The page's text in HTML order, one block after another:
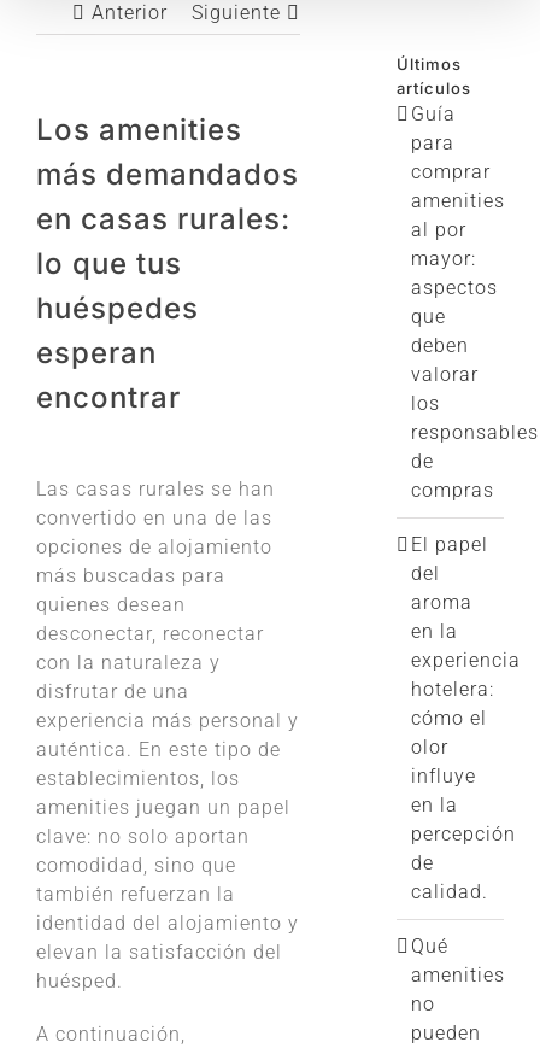
Anterior Siguiente
Los amenities
más demandados
en casas rurales:
lo que tus
huéspedes
esperan
encontrar
imagen
más
grande
Las casas rurales se han
convertido en una de las
opciones de alojamiento
más buscadas para
quienes desean
desconectar, reconectar
con la naturaleza y
disfrutar de una
experiencia más personal y
auténtica. En este tipo de
establecimientos, los
amenities juegan un papel
clave: no solo aportan
comodidad, sino que
también refuerzan la
identidad del alojamiento y
elevan la satisfacción del
huésped.
A continuación,
Últimos
artículos
Guía
para
comprar
amenities
al por
mayor:
aspectos
que
deben
valorar
los
responsables
de
compras
El papel
del
aroma
en la
experiencia
hotelera:
cómo el
olor
influye
en la
percepción
de
calidad.
Qué
amenities
no
pueden